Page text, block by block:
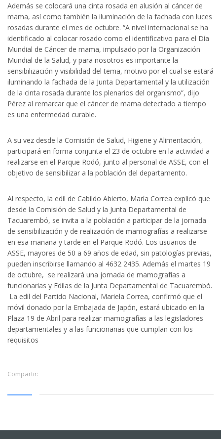
Además se colocará una cinta rosada en alusión al cáncer de
mama, así como también la iluminación de la fachada con luces
rosadas durante el mes de octubre. “A nivel internacional se ha
identificado al colocar rosado como el identificativo para el Día
Mundial de Cáncer de mama, impulsado por la Organización
Mundial de la Salud, y para nosotros es importante la
sensibilización y visibilidad del tema, motivo por el cual se estará
iluminando la fachada de la Junta Departamental y la utilización
de la cinta rosada durante los plenarios del organismo”, dijo
Pérez al remarcar que el cáncer de mama detectado a tiempo
es una enfermedad curable.
A su vez desde la Comisión de Salud, Higiene y Alimentación,
participará en forma conjunta el 23 de octubre en la actividad a
realizarse en el Parque Rodó, junto al personal de ASSE, con el
objetivo de sensibilizar a la población del departamento.
Al respecto, la edil de Cabildo Abierto, María Correa explicó que
desde la Comisión de Salud y la Junta Departamental de
Tacuarembó, se invita a la población a participar de la jornada
de sensibilización y de realización de mamografías a realizarse
en esa mañana y tarde en el Parque Rodó. Los usuarios de
ASSE, mayores de 50 a 69 años de edad, sin patologías previas,
pueden inscribirse llamando al 4632 2435. Además el martes 19
de octubre, se realizará una jornada de mamografías a
funcionarias y Edilas de la Junta Departamental de Tacuarembó.
La edil del Partido Nacional, Mariela Correa, confirmó que el
móvil donado por la Embajada de Japón, estará ubicado en la
Plaza 19 de Abril para realizar mamografías a las legisladores
departamentales y a las funcionarias que cumplan con los
requisitos
Compartir: